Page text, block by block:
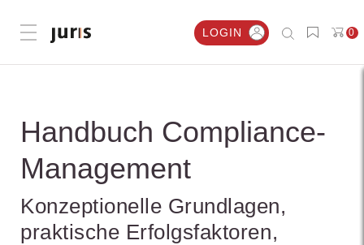
Menü öffnen LOGIN 0
Handbuch Compliance-
Management
Konzeptionelle Grundlagen,
praktische Erfolgsfaktoren,